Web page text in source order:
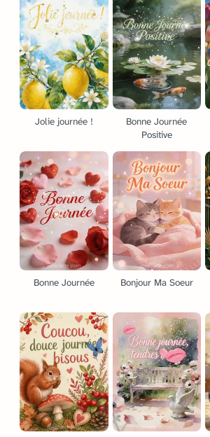
Jolie journée !
Bonne Journée
Positive
Bonne Journée Bonjour Ma Soeur